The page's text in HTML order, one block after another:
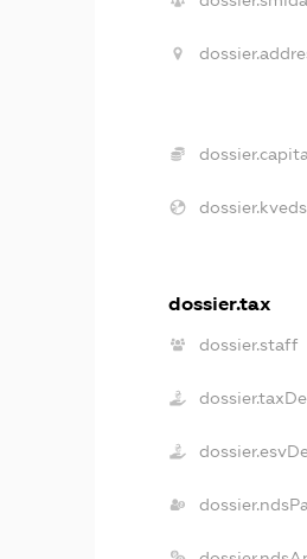
dossier.tax
dossier.staff